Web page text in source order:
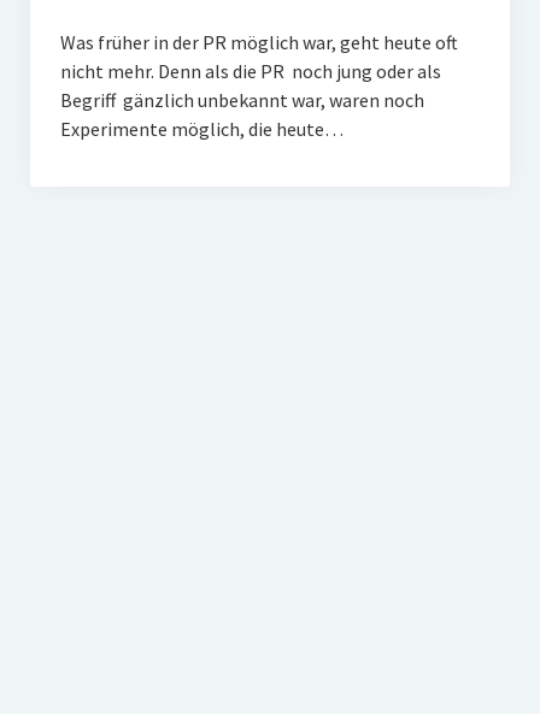
Klimaneutrales Tanken
Zukunft der Bildung
Vom Trend zur Tonne
Was früher in der PR möglich war, geht heute oft
nicht mehr. Denn als die PR noch jung oder als
Begriff gänzlich unbekannt war, waren noch
Experimente möglich, die heute…